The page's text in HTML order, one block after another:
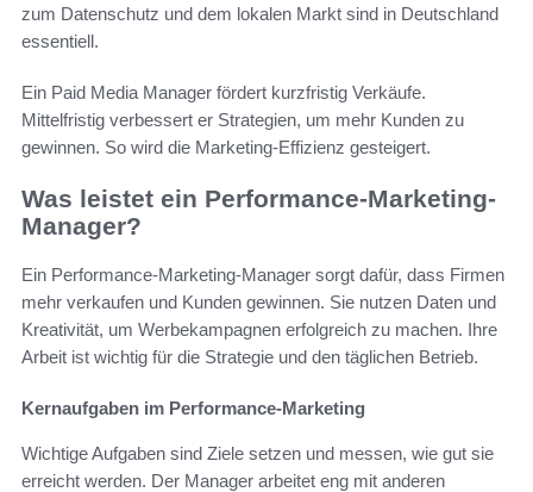
zum Datenschutz und dem lokalen Markt sind in Deutschland
essentiell.
Ein Paid Media Manager fördert kurzfristig Verkäufe.
Mittelfristig verbessert er Strategien, um mehr Kunden zu
gewinnen. So wird die Marketing-Effizienz gesteigert.
Was leistet ein Performance-Marketing-
Manager?
Ein Performance-Marketing-Manager sorgt dafür, dass Firmen
mehr verkaufen und Kunden gewinnen. Sie nutzen Daten und
Kreativität, um Werbekampagnen erfolgreich zu machen. Ihre
Arbeit ist wichtig für die Strategie und den täglichen Betrieb.
Kernaufgaben im Performance-Marketing
Wichtige Aufgaben sind Ziele setzen und messen, wie gut sie
erreicht werden. Der Manager arbeitet eng mit anderen